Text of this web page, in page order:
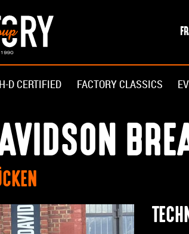
H-D CERTIFIED FACTORY CLASSICS